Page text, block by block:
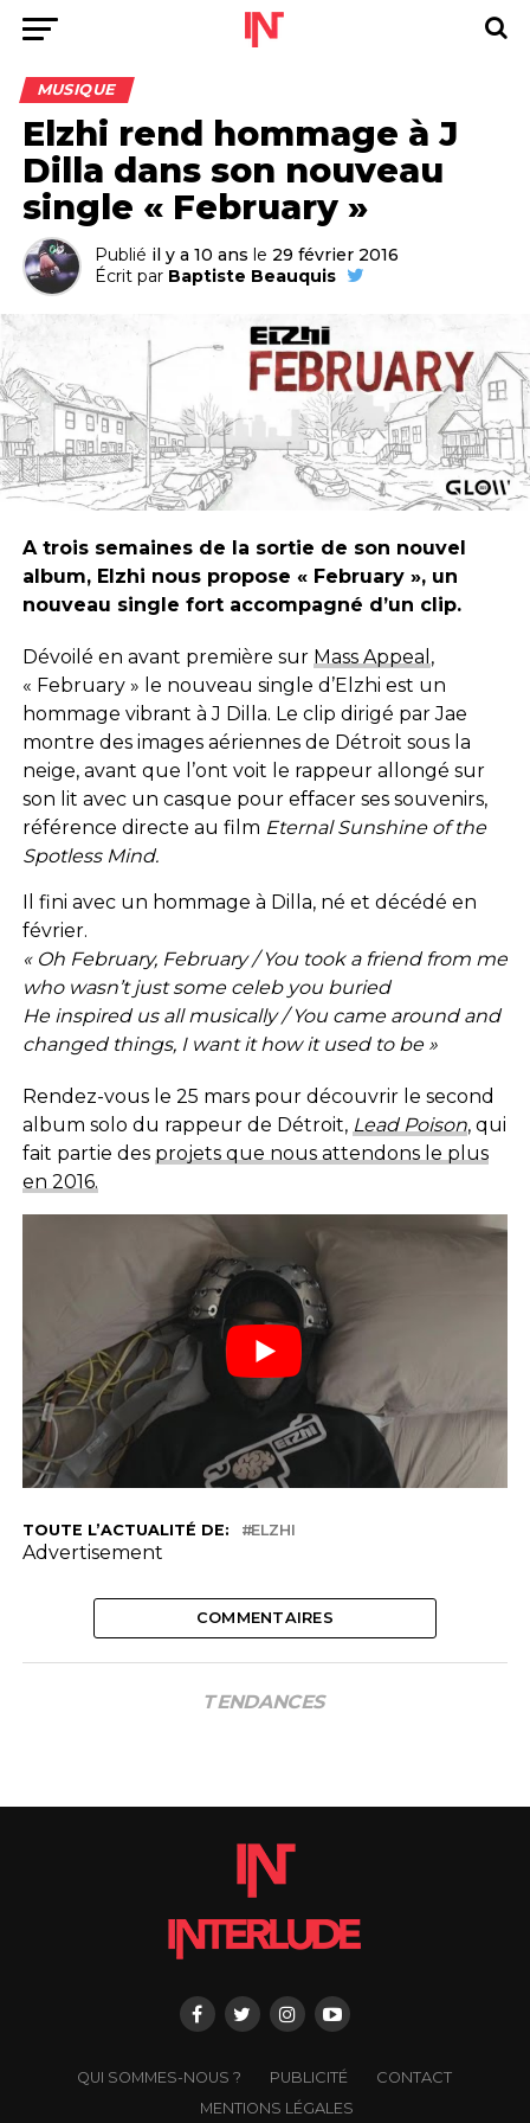
MUSIQUE
Elzhi rend hommage à J
Dilla dans son nouveau
single « February »
Publié il y a 10 ans le 29 février 2016
Écrit par Baptiste Beauquis
A trois semaines de la sortie de son nouvel
album, Elzhi nous propose « February », un
nouveau single fort accompagné d’un clip.
Dévoilé en avant première sur Mass Appeal ,
« February » le nouveau single d’Elzhi est un
hommage vibrant à J Dilla. Le clip dirigé par Jae
montre des images aériennes de Détroit sous la
neige, avant que l’ont voit le rappeur allongé sur
son lit avec un casque pour effacer ses souvenirs,
référence directe au film Eternal Sunshine of the
Spotless Mind.
Il fini avec un hommage à Dilla, né et décédé en
février.
« Oh February, February / You took a friend from me
who wasn’t just some celeb you buried
He inspired us all musically / You came around and
changed things, I want it how it used to be »
Rendez-vous le 25 mars pour découvrir le second
album solo du rappeur de Détroit, Lead Poison, qui
fait partie des projets que nous attendons le plus
en 2016.
TOUTE L’ACTUALITÉ DE: ELZHI
Advertisement
COMMENTAIRES
TENDANCES
QUI SOMMES-NOUS ? PUBLICITÉ
CONTACT
MENTIONS LÉGALES